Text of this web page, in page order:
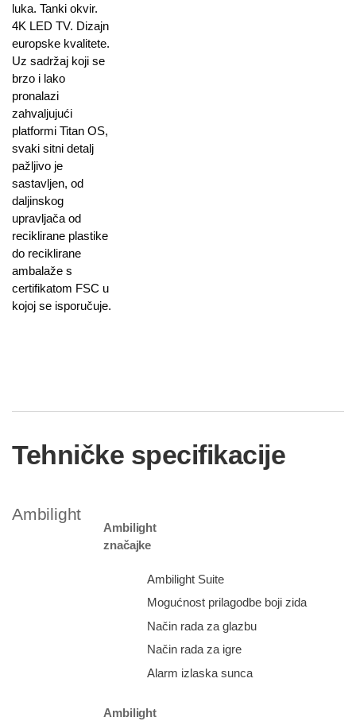
luka. Tanki okvir.
4K LED TV. Dizajn
europske kvalitete.
Uz sadržaj koji se
brzo i lako
pronalazi
zahvaljujući
platformi Titan OS,
svaki sitni detalj
pažljivo je
sastavljen, od
daljinskog
upravljača od
reciklirane plastike
do reciklirane
ambalaže s
certifikatom FSC u
kojoj se isporučuje.
Tehničke specifikacije
Ambilight
Ambilight
značajke
Ambilight Suite
Mogućnost prilagodbe boji zida
Način rada za glazbu
Način rada za igre
Alarm izlaska sunca
Ambilight